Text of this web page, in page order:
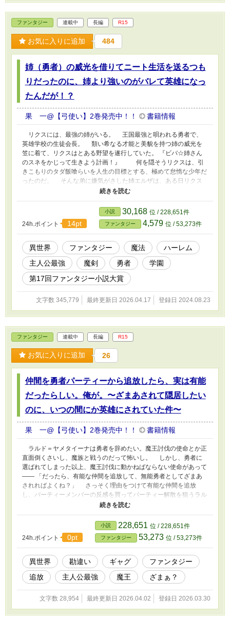
ファンタジー 連載中 長編 R15
お気に入りに追加 484
姉（勇者）の威光を借りてニート生活を送るつも
りだったのに、姉より強いのがバレて英雄になっ
たんだが！？
果 一@【弓使い】2巻発売中！！ 書籍情報
リクスには、最強の姉がいる。 王国最強と唄われる勇者で、
英雄学校の生徒会長。 類い希なる才能と美貌を持つ姉の威光を
笠に着て、リクスはとある野望を遂行していた。 『ビバ☆姉さん
のスネをかじって生きよう計画！』 何を隠そうリクスは、引
きこもりのタダ飯喰らいを人生の目標とする、極めて怠惰な少年だ
ったのだ。 そんな弟に嫌気がさした姉エルザは、ある日リクス
に告げる。 「私の通う英雄学校の編入試験、リクスちゃんの名前
く変化する。 英雄学校で様々な事件に巻き込まれ、誰もが舌を
巻くほどの強さが露わになって――？ これは、怠惰でろくでな
しで、でもちょっぴり心優しい少年が、姉を越える英雄へと駆け上
がっていく物語。 ※本作はカクヨム・ノベルアップ＋・ネオペ
ージでも公開しています。カクヨム・ノベルアップ＋でのタイトル
は『姉（勇者）の威光を借りてニート生活を送るつもりだったの
に、姉より強いのがバレて英雄になったんだが！？～穀潰し生活の
ための奮闘が、なぜか賞賛される流れになった件～』となります。
24h.ポイント 14pt
小説 30,168 位 / 228,651件
ファンタジー 4,579 位 / 53,273件
異世界 ファンタジー 魔法
ハーレム
主人公最強
魔剣 勇者
学園
第17回ファンタジー小説大賞
文字数 345,779 最終更新日 2026.04.17 登録日 2024.08.23
ファンタジー 連載中 長編 R15
お気に入りに追加 26
仲間を勇者パーティーから追放したら、実は有能
だったらしい。俺が。〜ざまあされて隠居したい
のに、いつの間にか英雄にされていた件〜
果 一@【弓使い】2巻発売中！！ 書籍情報
ラルド＝ヤメタイーナは勇者を辞めたい。魔王討伐の使命とか正
直面倒くさいし、魔族と戦うのだって怖いし。 しかし、勇者に
選ばれてしまった以上、魔王討伐に動かねばならない使命があって
―― 「だったら、有能な仲間を追放して、無能勇者としてざまあ
されればよくね？」 さっそく理由をつけて有能な仲間を追放
し、パーティーメンバーの反感を買ってパーティー解散を狙うラル
ドだったが。 実は追放された有能な仲間は、潜入して命を狙っ
ていた魔族で。 反感を買うつもりが、有能な勇者と勘違いされ
て周囲からの好感度がどんどん上がっていき――！？ これは、
勇者なんて辞めたいダメダメ主人公が、本人の意図せぬ結果を出し
て最強の勇者に上り詰める、勘違い英雄譚である。 ※本作はカク
ヨムでも公開しています。
24h.ポイント 0pt
小説 228,651 位 / 228,651件
ファンタジー 53,273 位 / 53,273件
異世界 勘違い ギャグ
ファンタジー
追放
主人公最強 魔王 ざまぁ？
文字数 28,954 最終更新日 2026.04.02 登録日 2026.03.30